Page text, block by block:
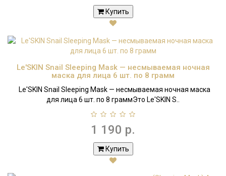
Купить
Le'SKIN Snail Sleeping Mask — несмываемая ночная
маска для лица 6 шт. по 8 грамм
Le'SKIN Snail Sleeping Mask — несмываемая ночная маска
для лица 6 шт. по 8 граммЭто Le'SKIN S..
1 190 р.
Купить